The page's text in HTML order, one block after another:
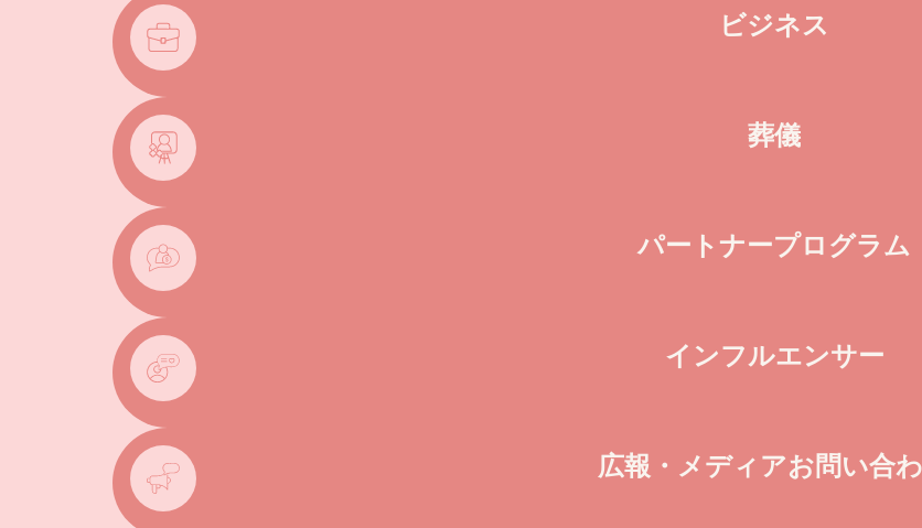
ビジネス
葬儀
パートナープログラム
インフルエンサー
広報・メディアお問い合